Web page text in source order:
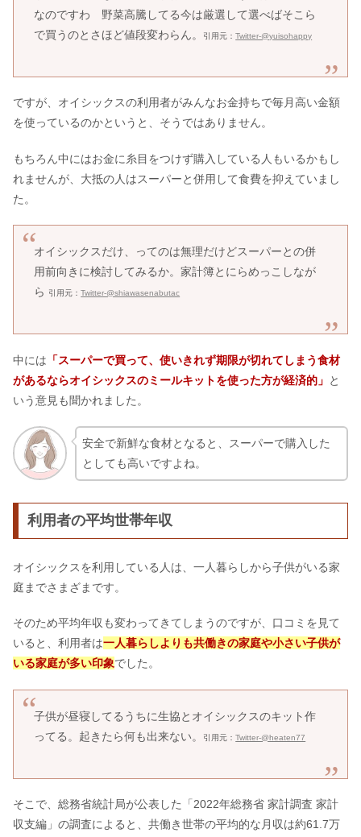
田所商店がまずい評判は本当？どの味
なのですわ 野菜高騰してる今は厳選して選べばそこら
で買うのとさほど値段変わらん。
引用元：Twitter-@yuisohappy
ですが、オイシックスの利用者がみんなお金持ちで毎月高い金額
を使っているのかというと、そうではありません。
もちろん中にはお金に糸目をつけず購入している人もいるかもし
れませんが、大抵の人はスーパーと併用して食費を抑えていまし
た。
オイシックスだけ、ってのは無理だけどスーパーとの併
用前向きに検討してみるか。家計簿とにらめっこしなが
ら
引用元：Twitter-@shiawasenabutac
中には 「スーパーで買って、使いきれず期限が切れてしまう食材
があるならオイシックスのミールキットを使った方が経済的」 と
いう意見も聞かれました。
安全で新鮮な食材となると、スーパーで購入した
としても高いですよね。
利用者の平均世帯年収
オイシックスを利用している人は、一人暮らしから子供がいる家
庭までさまざまです。
そのため平均年収も変わってきてしまうのですが、口コミを見て
いると、利用者は一人暮らしよりも共働きの家庭や小さい子供が
いる家庭が多い印象でした。
子供が昼寝してるうちに生協とオイシックスのキット作
ってる。起きたら何も出来ない。
引用元：Twitter-@heaten77
そこで、総務省統計局が公表した「2022年総務省 家計調査 家計
収支編」の調査によると、共働き世帯の平均的な月収は約61.7万